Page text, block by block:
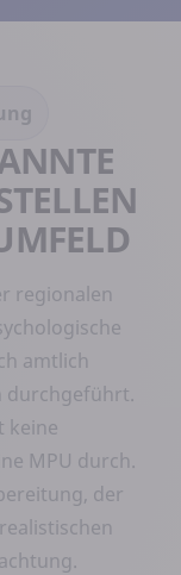
regionalen
amtlich
durchgeführt.
keine
MPU durch.
der